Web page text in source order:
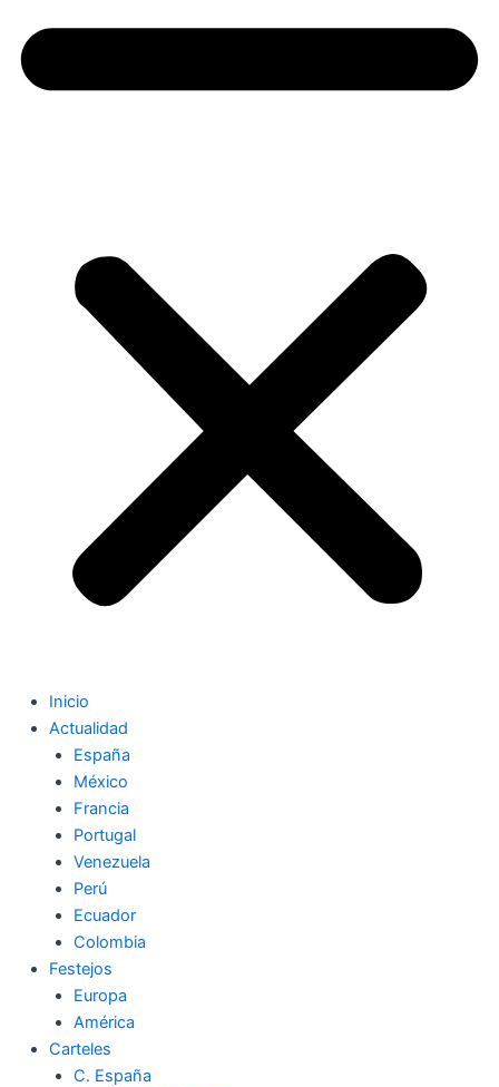
Inicio
Actualidad
España
México
Francia
Portugal
Venezuela
Perú
Ecuador
Colombia
Festejos
Europa
América
Carteles
C. España